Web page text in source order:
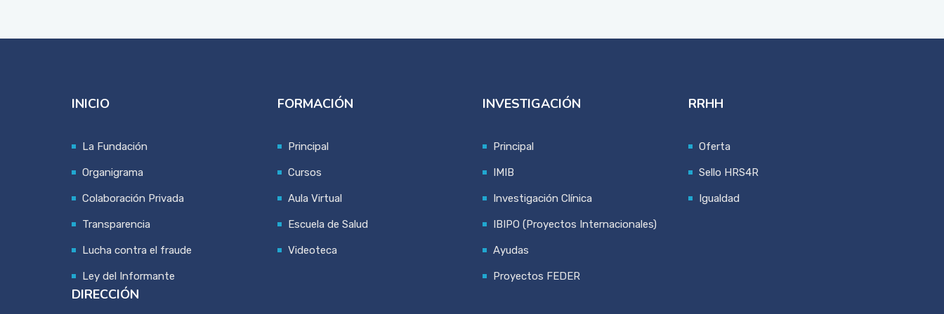
INICIO
La Fundación
Organigrama
Colaboración Privada
Transparencia
Lucha contra el fraude
Ley del Informante
FORMACIÓN
Principal
Cursos
Aula Virtual
Escuela de Salud
Videoteca
INVESTIGACIÓN
Principal
IMIB
Investigación Clínica
IBIPO (Proyectos Internacionales)
Ayudas
Proyectos FEDER
RRHH
Oferta
Sello HRS4R
Igualdad
DIRECCIÓN